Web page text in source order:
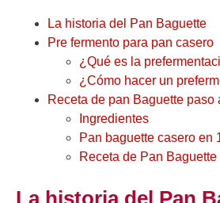
La historia del Pan Baguette
Pre fermento para pan casero
¿Qué es la
¿Cómo hacer un
Receta de pan Baguette paso
Ingredientes
Pan baguette casero en
Receta de Pan
La historia del Pan